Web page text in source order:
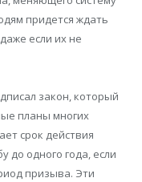
придется ждать
если их не
закон, который
планы многих
срок действия
до одного года, если
призыва. Эти